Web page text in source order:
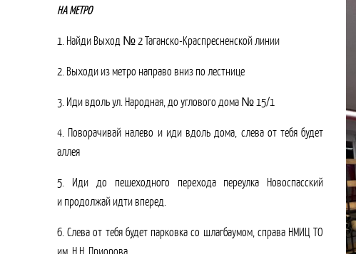
НА МЕТРО
1. Найди Выход № 2 Таганско-Краспресненской линии
2. Выходи из метро направо вниз по лестнице
3. Иди вдоль ул. Народная, до углового дома № 15/1
4. Поворачивай налево и иди вдоль дома, слева от тебя будет
аллея
5. Иди до пешеходного перехода переулка Новоспасский
и продолжай идти вперед.
6. Слева от тебя будет парковка со шлагбаумом, справа НМИЦ ТО
им. Н.Н. Приорова